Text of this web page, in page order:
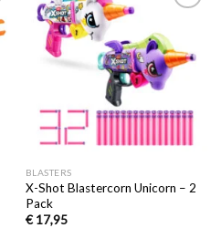
aan
verlanglijst
BLASTERS
X-Shot Blastercorn Unicorn – 2
Pack
€17,95